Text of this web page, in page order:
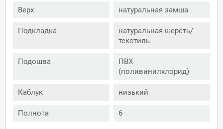
Верх натуральная замша
Подкладка
натуральная шерсть/
текстиль
Подошва
ПВХ
(поливинилхлорид)
Каблук низький
Полнота 6